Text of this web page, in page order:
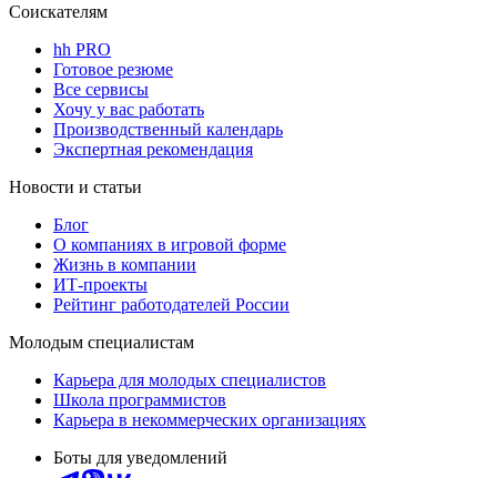
Соискателям
hh PRO
Готовое резюме
Все сервисы
Хочу у вас работать
Производственный календарь
Экспертная рекомендация
Новости и статьи
Блог
О компаниях в игровой форме
Жизнь в компании
ИТ-проекты
Рейтинг работодателей России
Молодым специалистам
Карьера для молодых специалистов
Школа программистов
Карьера в некоммерческих организациях
Боты для уведомлений